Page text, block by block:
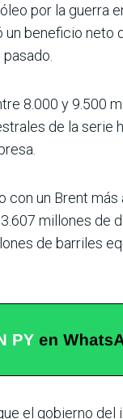
por la guerra
beneficio neto
8.000 y 9.500
de la serie
un Brent
millones de
de barriles
el gobierno del